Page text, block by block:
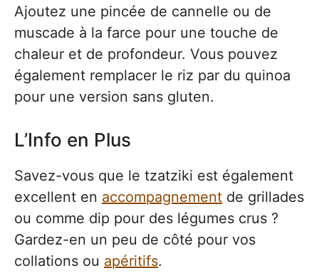
Ajoutez une pincée de cannelle ou de
muscade à la farce pour une touche de
chaleur et de profondeur. Vous pouvez
également remplacer le riz par du quinoa
pour une version sans gluten.
L’Info en Plus
Savez-vous que le tzatziki est également
excellent en accompagnement de grillades
ou comme dip pour des légumes crus ?
Gardez-en un peu de côté pour vos
collations ou apéritifs.